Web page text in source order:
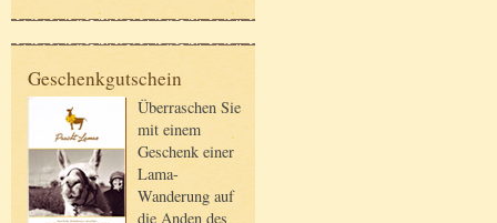
Geschenkgutschein
Überraschen Sie
mit einem
Geschenk einer
Lama-
Wanderung auf
die Anden des